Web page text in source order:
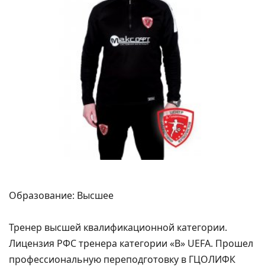
Образование: Высшее
Тренер высшей квалификационной категории.
Лицензия РФС тренера категории «В» UEFA. Прошел
профессиональную переподготовку в ГЦОЛИФК